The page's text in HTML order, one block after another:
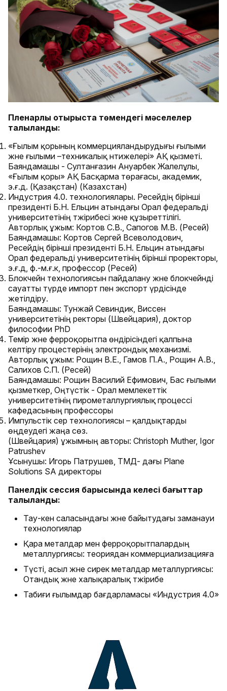
Пленарлық отырыста төмендегі мәселелер
талқыланды:
«Ғылым қорының коммерцияландырудығы ғылыми
және ғылыми –техникалық нәтижелері» АҚ қызметі.
Баяндамашы - Султанғазин Ануарбек Жалелұлы,
«Ғылым қоры» АҚ Басқарма төрағасы, академик,
э.ғ.д. (Қазақстан) (Казахстан)
Индустрия 4.0. технологиялары. Ресейдің бірінші
президенті Б.Н. Ельцин атындағы Орал федеральді
университетінің тәжірибесі және құзыреттілігі.
Авторлық ұжым: Кортов С.В., Сапогов М.В. (Ресей)
Баяндамашы: Кортов Сергей Всеволодович,
Ресейдің бірінші президенті Б.Н. Ельцин атындағы
Орал федеральді университетінің бірінші проректоры,
э.ғ.д, ф.-м.ғ.к, профессор (Ресей)
Блокчейн технологиясын пайдалану және блокчейнді
сауатты түрде импорт пен экспорт үрдісінде
жетілдіру.
Баяндамашы: Тунжай Севиндик, Виссен
университетінің ректоры (Швейцария), доктор
философии PhD
Темір және ферроқорытпа өндірісіндегі қалпына
келтіру процестерінің электрондық механизмі.
Авторлық ұжым: Рощин В.Е., Гамов П.А., Рощин А.В.,
Салихов С.П. (Ресей)
Баяндамашы: Рощин Василий Ефимович, Бас ғылыми
қызметкер, Оңтүстік - Орал мемлекеттік
университетінің пирометаллургиялық процессі
кафедасының профессоры
Импульстік әсер технологиясы – қалдықтарды
өңдеудегі жаңа сөз.
(Швейцария) ұжымның авторы: Christoph Muther, Igor
Patrushev
Ұсынушы: Игорь Патрушев, ТМД- дағы Plane
Solutions SA директоры
Панелдік сессия барысында келесі бағыттар
талқыланды:
Тау-кен саласындағы және байытудағы заманауи
технологиялар
Қара металдар мен ферроқорытпалардың
металлургиясы: теориядан коммерциализацияға
Түсті, асыл және сирек металдар металлургиясы:
Отандық және халықаралық тәжірибе
Табиғи ғылымдар бағдарламасы «Индустрия 4.0»